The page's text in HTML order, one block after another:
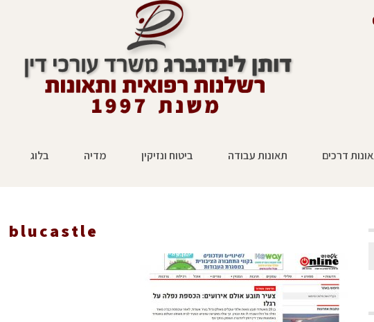
דרכים תאונות עבודה ביטוח ונזיקין מדיה בלוג
ראשי » ללא קטגוריה
blucastle